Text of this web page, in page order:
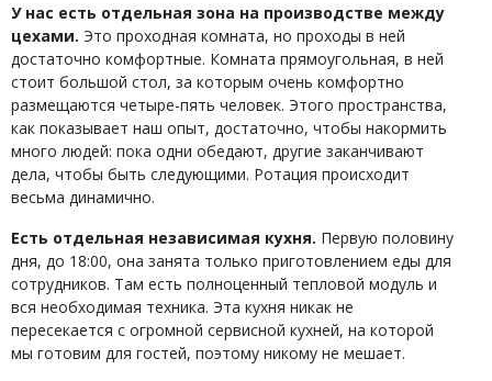
У нас есть отдельная зона на производстве между
цехами. Это проходная комната, но проходы в ней
достаточно комфортные. Комната прямоугольная, в ней
стоит большой стол, за которым очень комфортно
размещаются четыре-пять человек. Этого пространства,
как показывает наш опыт, достаточно, чтобы накормить
много людей: пока одни обедают, другие заканчивают
дела, чтобы быть следующими. Ротация происходит
весьма динамично.
Есть отдельная независимая кухня. Первую половину
дня, до 18:00, она занята только приготовлением еды для
сотрудников. Там есть полноценный тепловой модуль и
вся необходимая техника. Эта кухня никак не
пересекается с огромной сервисной кухней, на которой
мы готовим для гостей, поэтому никому не мешает.